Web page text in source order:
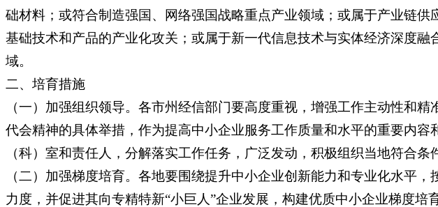
础材料；或符合制造强国、网络强国战略重点产业领域；或属于产业链
基础技术和产品的产业化攻关；或属于新一代信息技术与实体经济深度
域。
二、培育措施
（一）加强组织领导。各市州经信部门要高度重视，增强工作主动性和
代会精神的具体举措，作为提高中小企业服务工作质量和水平的重要内
（科）室和责任人，分解落实工作任务，广泛发动，积极组织当地符合条
（二）加强梯度培育。各地要围绕提升中小企业创新能力和专业化水平
力度，并促进其向专精特新“小巨人”企业发展，构建优质中小企业梯度培